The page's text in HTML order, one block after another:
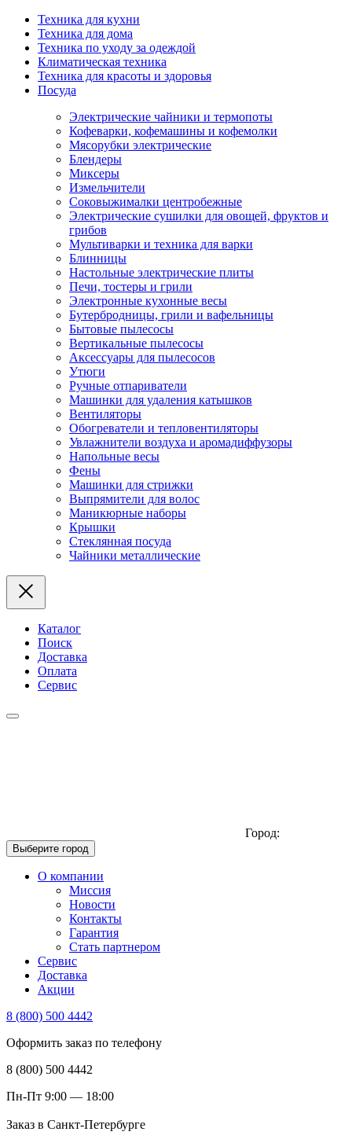
Техника для кухни
Техника для дома
Техника по уходу за одеждой
Климатическая техника
Техника для красоты и здоровья
Посуда
Электрические чайники и термопоты
Кофеварки, кофемашины и кофемолки
Мясорубки электрические
Блендеры
Миксеры
Измельчители
Соковыжималки центробежные
Электрические сушилки для овощей, фруктов и
грибов
Мультиварки и техника для варки
Блинницы
Настольные электрические плиты
Печи, тостеры и грили
Электронные кухонные весы
Бутербродницы, грили и вафельницы
Бытовые пылесосы
Вертикальные пылесосы
Аксессуары для пылесосов
Утюги
Ручные отпариватели
Машинки для удаления катышков
Вентиляторы
Обогреватели и тепловентиляторы
Увлажнители воздуха и аромадиффузоры
Напольные весы
Фены
Машинки для стрижки
Выпрямители для волос
Маникюрные наборы
Крышки
Стеклянная посуда
Чайники металлические
Каталог
Поиск
Доставка
Оплата
Сервис
Город:
Выберите город
О компании
Миссия
Новости
Контакты
Гарантия
Стать партнером
Сервис
Доставка
Акции
8 (800) 500 4442
Оформить заказ по телефону
8 (800) 500 4442
Пн-Пт 9:00 — 18:00
Заказ в Санкт-Петербурге